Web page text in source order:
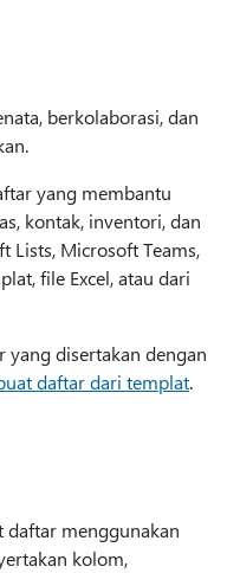
berkolaborasi, dan
yang membantu
kontak, inventori, dan
Lists, Microsoft Teams,
file Excel, atau dari
yang disertakan dengan
daftar dari templat.
menggunakan
kolom,